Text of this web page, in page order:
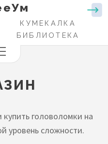
БИБЛИОТЕКА
КУМЕКАЛКА
головоломки на
уровень сложности.